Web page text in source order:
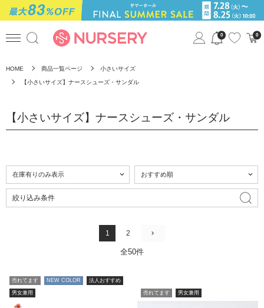
0 0
HOME 商品一覧ページ 小さいサイズ
【小さいサイズ】ナースシューズ・サンダル
【小さいサイズ】ナースシューズ・サンダル
絞り込み条件
1 2
全50件
売れてます NEW COLOR 法人おすすめ
男女兼用 売れてます 男女兼用